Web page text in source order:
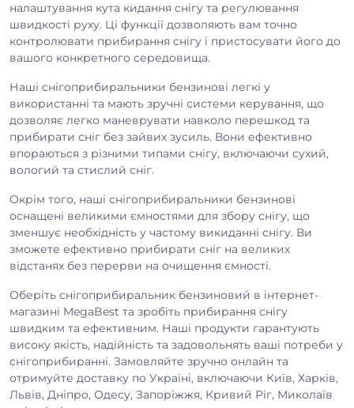
налаштування кута кидання снігу та регулювання
швидкості руху. Ці функції дозволяють вам точно
контролювати прибирання снігу і пристосувати його до
вашого конкретного середовища.
Наші снігоприбиральники бензинові легкі у
використанні та мають зручні системи керування, що
дозволяє легко маневрувати навколо перешкод та
прибирати сніг без зайвих зусиль. Вони ефективно
впораються з різними типами снігу, включаючи сухий,
вологий та стислий сніг.
Окрім того, наші снігоприбиральники бензинові
оснащені великими ємностями для збору снігу, що
зменшує необхідність у частому викиданні снігу. Ви
зможете ефективно прибирати сніг на великих
відстанях без перерви на очищення ємності.
Оберіть снігоприбиральник бензиновий в інтернет-
магазині MegaBest та зробіть прибирання снігу
швидким та ефективним. Наші продукти гарантують
високу якість, надійність та задовольнять ваші потреби у
снігоприбиранні. Замовляйте зручно онлайн та
отримуйте доставку по Україні, включаючи Київ, Харків,
Львів, Дніпро, Одесу, Запоріжжя, Кривий Ріг, Миколаїв